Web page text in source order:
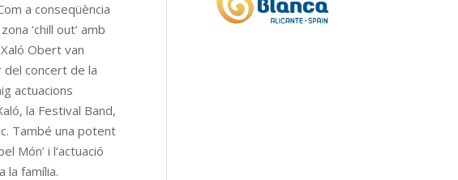
a conseqüència
‘chill out’ amb
Obert van
concert de la
actuacions
la Festival Band,
També una potent
Món’ i l’actuació
la família.